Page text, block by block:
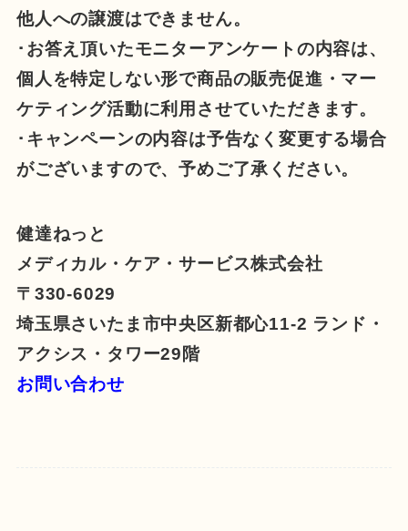
他人への譲渡はできません。
･お答え頂いたモニターアンケートの内容は、
個人を特定しない形で商品の販売促進・マー
ケティング活動に利用させていただきます。
･キャンペーンの内容は予告なく変更する場合
がございますので、予めご了承ください。
健達ねっと
メディカル・ケア・サービス株式会社
〒330-6029
埼玉県さいたま市中央区新都心11-2 ランド・
アクシス・タワー29階
お問い合わせ